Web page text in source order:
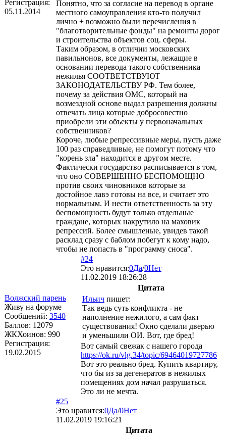
Регистрация:
05.11.2014
Понятно, что за согласие на перевод в органе
местного самоуправления кто-то получил
лично + возможно были перечисления в
"благотворительные фонды" на ремонты дорог
и строительства объектов соц. сферы.
Таким образом, в отличии московских
павильнонов, все документы, лежащие в
основании перевода такого собственника
нежилья СООТВЕТСТВУЮТ
ЗАКОНОДАТЕЛЬСТВУ РФ. Тем более,
почему за действия ОМС, который на
возмездной основе выдал разрешения должны
отвечать лица которые добросовестно
приобрели эти объекты у первоначальных
собственников?
Короче, любые репрессивные меры, пусть даже
100 раз справедливые, не помогут потому что
"корень зла" находится в другом месте.
Фактически государство расписывается в том,
что оно СОВЕРШЕННО БЕСПОМОЩНО
против своих чиновников которые за
достойное лавэ готовы на все, и считает это
нормальным. И нести ответственность за эту
беспомощность будут только отдельные
граждане, которых накрутило на маховик
репрессий. Более смышленые, увидев такой
расклад сразу с баблом побегут к кому надо,
чтобы не попасть в "программу сноса".
Волжский парень
Живу на форуме
Сообщений: 3540
Баллов: 12079
ЖКХоинов: 990
Регистрация:
19.02.2015
#24
Это нравится:0Да/0Нет
11.02.2019 18:26:28
Цитата
Ильич пишет:
Так ведь суть конфликта - не
наполнение нежилого, а сам факт
существования! Окно сделали дверью
и уменьшили ОИ. Вот, где бред!
Вот самый свежак с нашего города
https://ok.ru/vlg.34/topic/69464019727786
Вот это реально бред. Купить квартиру,
что бы из за дегенератов в нежилых
помещениях дом начал разрушаться.
Это ли не мечта.
#25
Это нравится:0Да/0Нет
11.02.2019 19:16:21
Цитата